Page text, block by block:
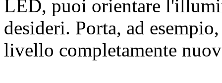
LED, puoi orientare
desideri. Porta, ad
livello completamente